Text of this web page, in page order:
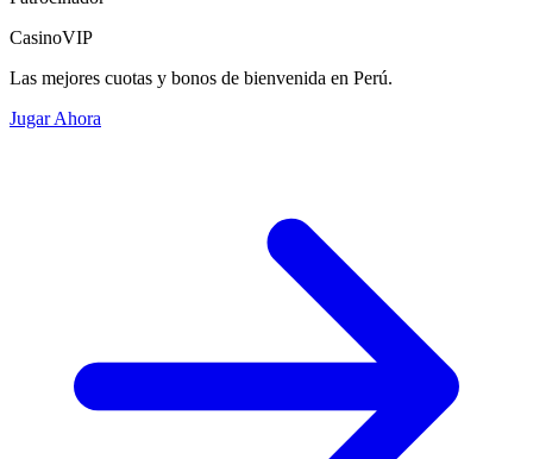
CasinoVIP
Las mejores cuotas y bonos de bienvenida en Perú.
Jugar Ahora